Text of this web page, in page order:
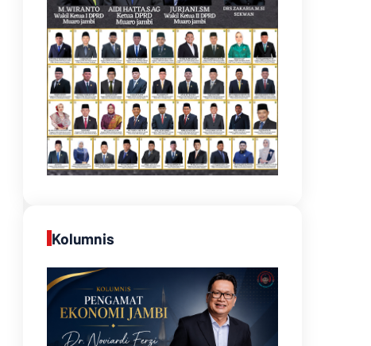
Kolumnis